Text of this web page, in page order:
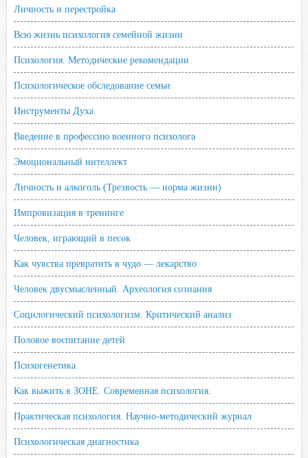
Личность и перестройка
Всю жизнь психология семейной жизни
Психология. Методические рекомендации
Психологическое обследование семьи
Инструменты Духа
Введение в профессию военного психолога
Эмоциональный интеллект
Личность и алкоголь (Трезвость — норма жизни)
Импровизация в тренинге
Человек, играющий в песок
Как чувства превратить в чудо — лекарство
Человек двусмысленный. Археология сознания
Социлогический психологизм. Критический анализ
Половое воспитание детей
Психогенетика
Как выжить в ЗОНЕ. Современная психология.
Практическая психология. Научно-методический журнал
Психологическая диагностика